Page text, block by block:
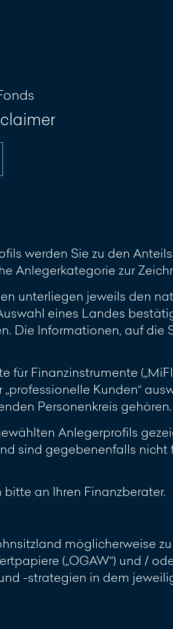
werden Sie zu den
Anlegerkategorie zur
unterliegen jeweils den
eines Landes
Die Informationen, auf die
für Finanzinstrumente
Kunden“
Personenkreis gehören.
Anlegerprofils
sind gegebenenfalls
an Ihren Finanzberater.
möglicherweise
(„OGAW“) und /
-strategien in dem